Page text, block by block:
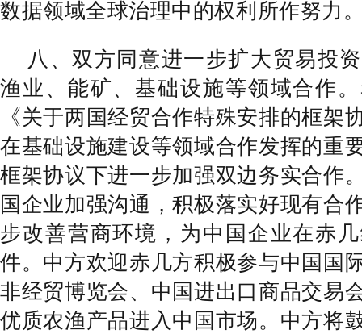
数据领域全球治理中的权利所作努力
八、双方同意进一步扩大贸易投
渔业、能矿、基础设施等领域合作
《关于两国经贸合作特殊安排的框架
在基础设施建设等领域合作发挥的重
框架协议下进一步加强双边务实合作
国企业加强沟通，积极落实好现有合
步改善营商环境，为中国企业在赤
件。中方欢迎赤几方积极参与中国国
非经贸博览会、中国进出口商品交易
优质农渔产品进入中国市场。中方将